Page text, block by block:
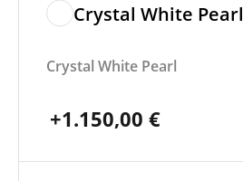
Crystal White Pearl
Crystal White Pearl
+1.150,00 €